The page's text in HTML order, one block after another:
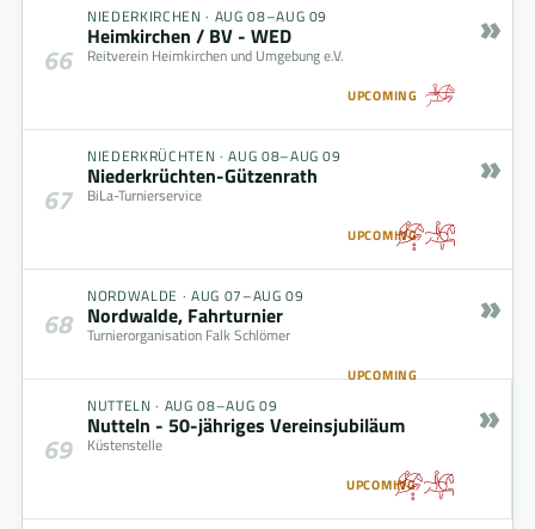
66
NIEDERKIRCHEN · AUG 08–AUG 09
Heimkirchen / BV - WED
Reitverein Heimkirchen und Umgebung e.V.
UPCOMING
»
67
NIEDERKRÜCHTEN ·AUG 08–AUG 09
Niederkrüchten-Gützenrath
BiLa-Turnierservice
UPCOMING
»
68
NORDWALDE · AUG 07–AUG 09
Nordwalde, Fahrturnier
Turnierorganisation Falk Schlömer
UPCOMING
»
69
NUTTELN · AUG 08–AUG 09
Nutteln - 50-jähriges Vereinsjubiläum
Küstenstelle
UPCOMING
»